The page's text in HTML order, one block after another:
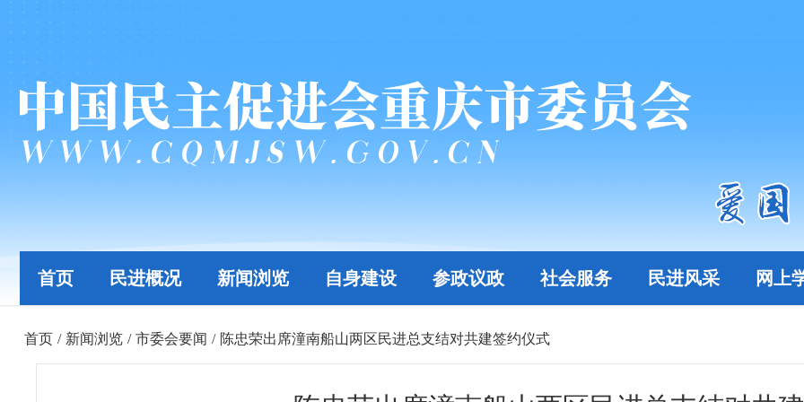
首页 民进概况 新闻浏览 自身建设 参政议政 社会服务 民进风采 网上
首页 / 新闻浏览 / 市委会要闻 / 陈忠荣出席潼南船山两区民进总支结对共建签约仪式